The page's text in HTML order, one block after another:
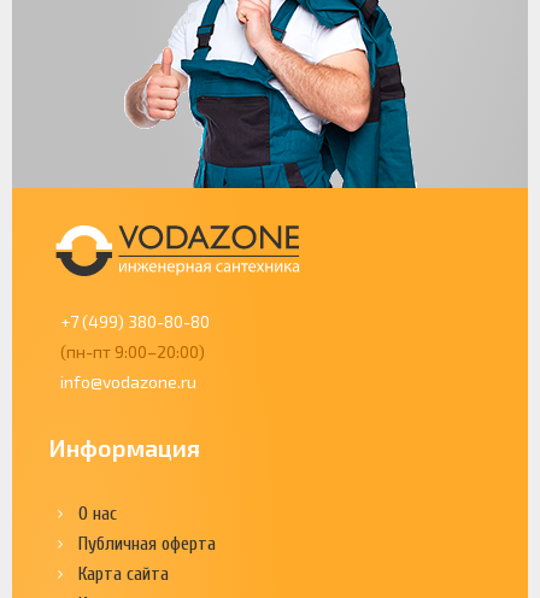
+7 (499) 380-80-80
(пн-пт 9:00–20:00)
info@vodazone.ru
Информация
О нас
Публичная оферта
Карта сайта